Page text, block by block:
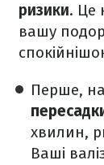
ризики. Це
вашу
Перше,
хвилин,
Ваші